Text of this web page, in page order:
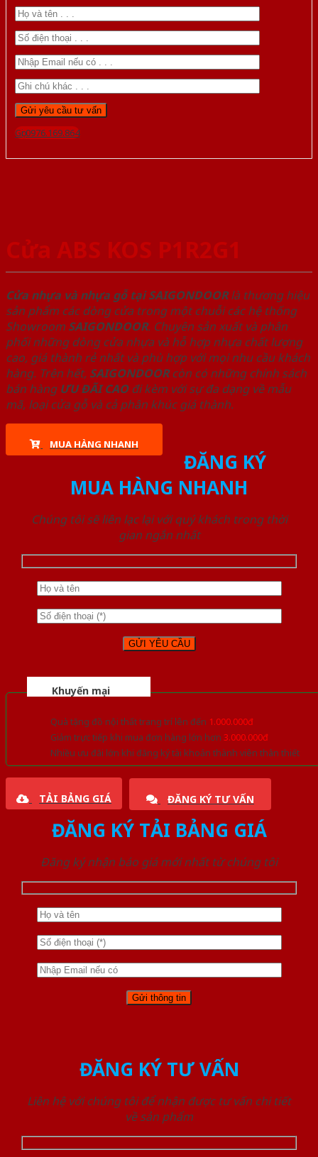
Gọi 0976.169.864
Cửa ABS KOS P1R2G1
Cửa nhựa và nhựa gỗ tại SAIGONDOORlà thương hiệu
sản phẩm các dòng cửa trong một chuỗi các hệ thống
Showroom SAIGONDOOR. Chuyên sản xuất và phân
phối những dòng cửa nhựa và hỗ hợp nhựa chất lượng
cao, giá thành rẻ nhất và phù hợp với mọi nhu cầu khách
hàng. Trên hết, SAIGONDOORcòn có những chính sách
bán hàng ƯU ĐÃI CAOđi kèm với sự đa dạng về mẫu
mã, loại cửa gỗ và cả phân khúc giá thành.
MUA HÀNG NHANH
ĐĂNG KÝ
MUA HÀNG NHANH
Chúng tôi sẽ liên lạc lại với quý khách trong thời
gian ngắn nhất
Khuyến mại
Quà tặng đồ nội thất trang trí lên đến 1.000.000đ
Giảm trực tiếp khi mua đơn hàng lớn hơn 3.000.000đ
Nhiều ưu đãi lớn khi đăng ký tài khoản thành viên thân thiết
TẢI BẢNG GIÁ ĐĂNG KÝ TƯ VẤN
ĐĂNG KÝ TẢI BẢNG GIÁ
Đăng ký nhận báo giá mới nhất từ chúng tôi
ĐĂNG KÝ TƯ VẤN
Liên hệ với chúng tôi để nhận được tư vấn chi tiết
về sản phẩm